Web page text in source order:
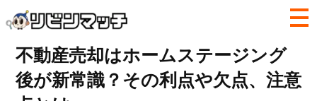
不動産売却はホームステージング
後が新常識？その利点や欠点、注意